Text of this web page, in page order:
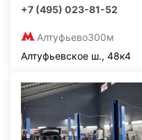
+7 (495) 023-81-52
Алтуфьево300м
Алтуфьевское ш., 48к4